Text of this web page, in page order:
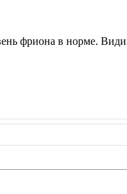
фриона в норме.